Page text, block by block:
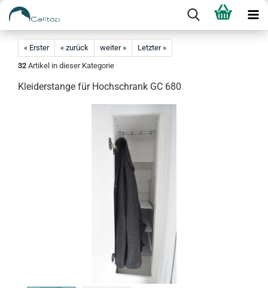
« Erster « zurück weiter »
Letzter »
32 Artikel in dieser Kategorie
Kleiderstange für Hochschrank GC 680